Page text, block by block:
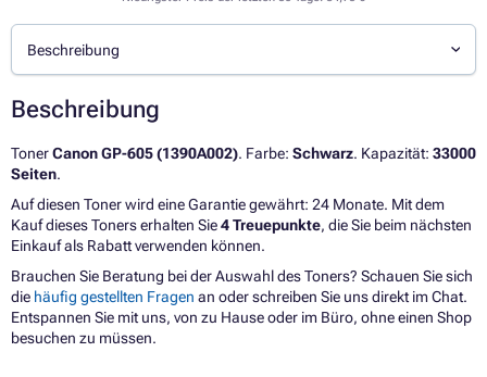
Beschreibung
Beschreibung
TonerCanon GP-605 (1390A002). Farbe: Schwarz. Kapazität: 33000
Seiten.
Auf diesen Toner wird eine Garantie gewährt: 24 Monate. Mit dem
Kauf dieses Toners erhalten Sie4 Treuepunkte, die Sie beim nächsten
Einkauf als Rabatt verwenden können.
Brauchen Sie Beratung bei der Auswahl des Toners? Schauen Sie sich
die häufig gestellten Fragen an oder schreiben Sie uns direkt im Chat.
Entspannen Sie mit uns, von zu Hause oder im Büro, ohne einen Shop
besuchen zu müssen.